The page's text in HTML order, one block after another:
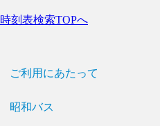
時刻表検索TOPへ
ご利用にあたって
昭和バス